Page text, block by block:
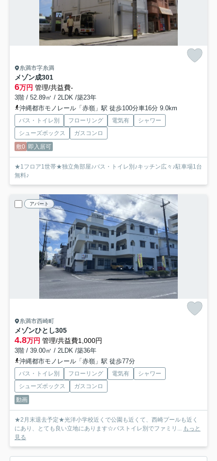
糸満市字糸満
メゾン成301
6万円 管理/共益費-
3階 / 52.89㎡ / 2LDK /築23年
沖縄都市モノレール「赤嶺」駅 徒歩100分車16分 9.0km
バス・トイレ別 フローリング 電気有
シャワー
シューズボックス
ガスコンロ
敷0 即入居可
★1フロア1世帯★独立角部屋♪バス・トイレ別♪キッチン広々♪駐車場1台
無料♪
アパート
糸満市西崎町
メゾンひとし305
4.8万円 管理/共益費1,000円
3階 / 39.00㎡ / 2LDK /築36年
沖縄都市モノレール「赤嶺」駅 徒歩77分
バス・トイレ別 フローリング 電気有
シャワー
シューズボックス
ガスコンロ
動画
★2月末退去予定★光洋小学校近くで公園も近くて、西崎プールも近く
にあり、とても良い立地にあります☆バストイレ別でファミリ...
もっと
見る